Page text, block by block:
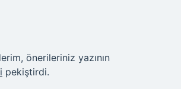
önerileriniz yazının
pekiştirdi.